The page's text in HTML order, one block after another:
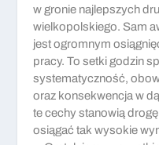
w gronie najlepszych
wielkopolskiego. Sam
jest ogromnym
pracy. To setki godzin
systematyczność,
oraz konsekwencja w
te cechy stanowią
osiągać tak wysokie